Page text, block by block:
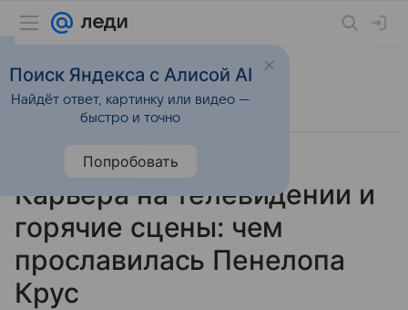
28 апреля 2026 Леди Mail
Карьера на телевидении и
горячие сцены: чем
прославилась Пенелопа
Крус
Поиск Яндекса с Алисой AI
Найдёт ответ, картинку или видео —
быстро и точно
Попробовать